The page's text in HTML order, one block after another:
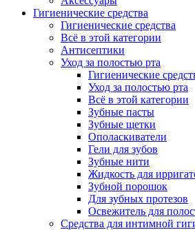
Гигиенические средства
Гигиенические средства
Всё в этой категории
Антисептики
Уход за полостью рта
Гигиенические
Уход за полостью рта
Всё в этой категории
Зубные пасты
Зубные щетки
Ополаскиватели
Гели для зубов
Зубные нити
Жидкость для
Зубной порошок
Для зубных протезов
Освежитель для
Средства для интимной